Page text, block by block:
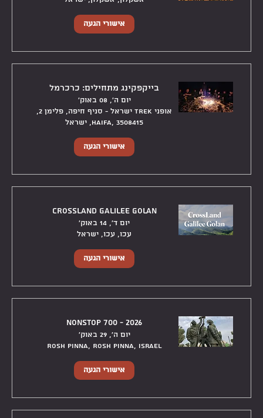
אישורי הגעה
בייקפקינג מתחילים: כרכרמל
יום ה׳, 08 באוק׳
אופני TREK ישראל - סניף חיפה, פלימן 2,
Haifa, 3508415, ישראל
אישורי הגעה
CrossLand Galilee Golan
יום ד׳, 14 באוק׳
עכו, עכו, ישראל
אישורי הגעה
NonStop 700 - 2026
יום ה׳, 29 באוק׳
Rosh Pinna, Rosh Pinna, Israel
אישורי הגעה